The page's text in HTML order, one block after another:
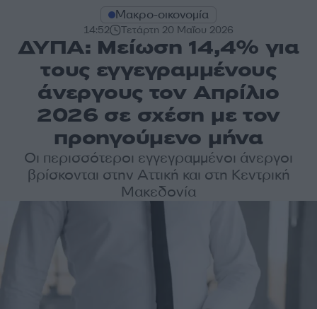
Μακρο-οικονομία
14:52 Τετάρτη 20 Μαΐου 2026
ΔΥΠΑ: Μείωση 14,4% για
τους εγγεγραμμένους
άνεργους τον Απρίλιο
2026 σε σχέση με τον
προηγούμενο μήνα
Οι περισσότεροι εγγεγραμμένοι άνεργοι
βρίσκονται στην Αττική και στη Κεντρική
Μακεδονία